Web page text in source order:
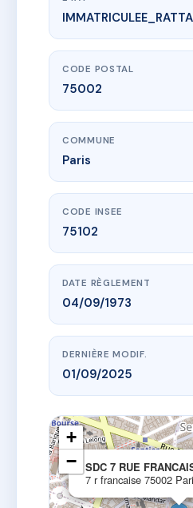
www.vme.plus/
SDC 7 RUE FRANCAISE
7 r francaise
CODE POSTAL
75002
COMMUNE
Paris
CODE INSEE
75102
DATE RÈGLEMENT
04/09/1973
DERNIÈRE MODIF.
01/09/2025
SDC 7 RUE
7 r francaise 75002
+
−